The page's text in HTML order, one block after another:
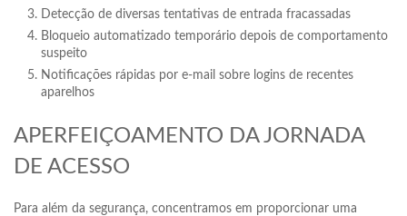
Detecção de diversas tentativas de entrada fracassadas
Bloqueio automatizado temporário depois de comportamento
suspeito
Notificações rápidas por e-mail sobre logins de recentes
aparelhos
APERFEIÇOAMENTO DA JORNADA
DE ACESSO
Para além da segurança, concentramos em proporcionar uma